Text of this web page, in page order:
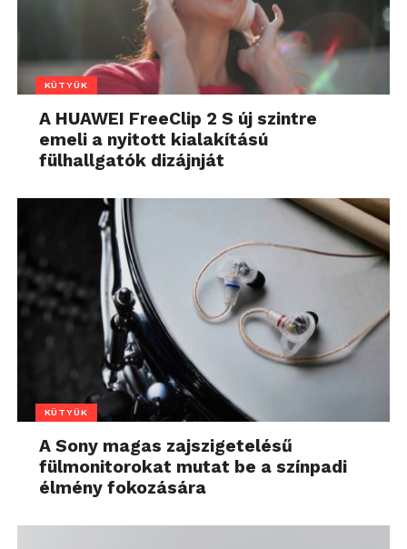
KÜTYÜK
A HUAWEI FreeClip 2 S új szintre
emeli a nyitott kialakítású
fülhallgatók dizájnját
KÜTYÜK
A Sony magas zajszigetelésű
fülmonitorokat mutat be a színpadi
élmény fokozására